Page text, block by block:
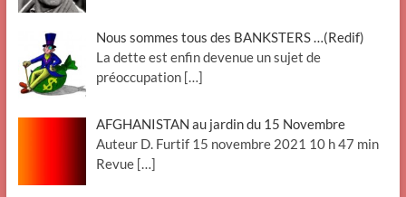
Nous sommes tous des BANKSTERS …(Redif)
La dette est enfin devenue un sujet de
préoccupation […]
AFGHANISTAN au jardin du 15 Novembre
Auteur D. Furtif 15 novembre 2021 10 h 47 min
Revue […]